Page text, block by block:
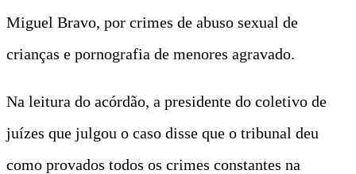
Miguel Bravo, por crimes de abuso sexual de
crianças e pornografia de menores agravado.
Na leitura do acórdão, a presidente do coletivo de
juízes que julgou o caso disse que o tribunal deu
como provados todos os crimes constantes na